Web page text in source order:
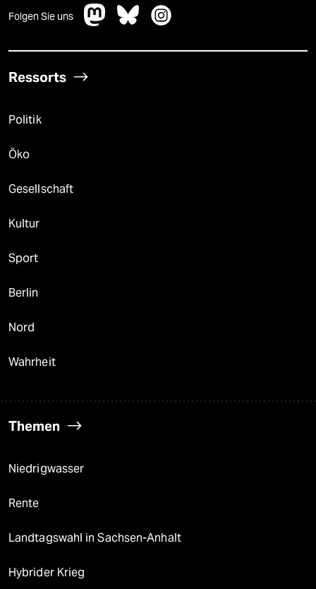
Folgen Sie uns
Ressorts
Politik
Öko
Gesellschaft
Kultur
Sport
Berlin
Nord
Wahrheit
Themen
Niedrigwasser
Rente
Landtagswahl in Sachsen-Anhalt
Hybrider Krieg